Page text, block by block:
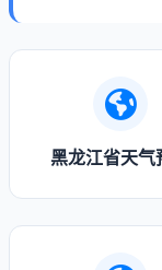
黑龙江省天气